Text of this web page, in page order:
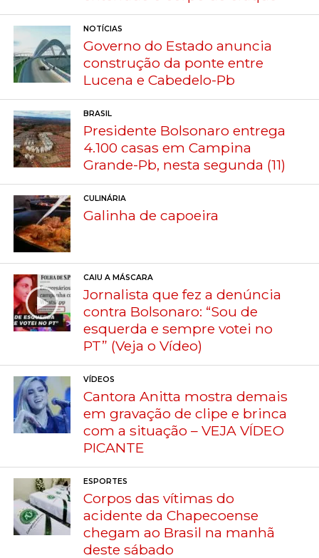
NOTÍCIAS
Governo do Estado anuncia
construção da ponte entre
Lucena e Cabedelo-Pb
BRASIL
Presidente Bolsonaro entrega
4.100 casas em Campina
Grande-Pb, nesta segunda (11)
CULINÁRIA
Galinha de capoeira
CAIU A MÁSCARA
Jornalista que fez a denúncia
contra Bolsonaro: “Sou de
esquerda e sempre votei no
PT” (Veja o Vídeo)
VÍDEOS
Cantora Anitta mostra demais
em gravação de clipe e brinca
com a situação – VEJA VÍDEO
PICANTE
ESPORTES
Corpos das vítimas do
acidente da Chapecoense
chegam ao Brasil na manhã
deste sábado